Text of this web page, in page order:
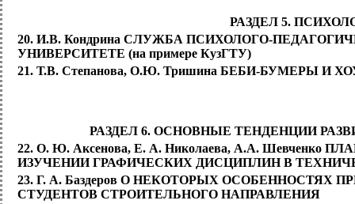
РАЗДЕЛ 5.
20. И.В. Кондрина СЛУЖБА ПСИХОЛОГО-
УНИВЕРСИТЕТЕ (на примере КузГТУ)
21. Т.В. Степанова, О.Ю. Тришина БЕБИ-БУМЕРЫ
РАЗДЕЛ 6. ОСНОВНЫЕ ТЕНДЕНЦИИ
22. О. Ю. Аксенова, Е. А. Николаева, А.А.
ИЗУЧЕНИИ ГРАФИЧЕСКИХ ДИСЦИПЛИН В
23. Г. А. Баздеров О НЕКОТОРЫХ
СТУДЕНТОВ СТРОИТЕЛЬНОГО НАПРАВЛЕНИЯ